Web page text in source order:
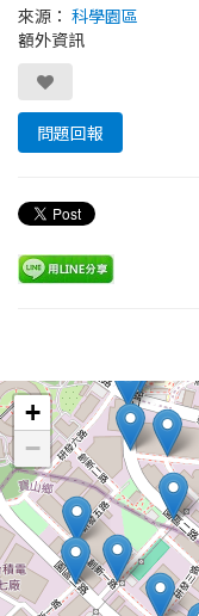
來源： 科學園區
額外資訊
問題回報
+
−